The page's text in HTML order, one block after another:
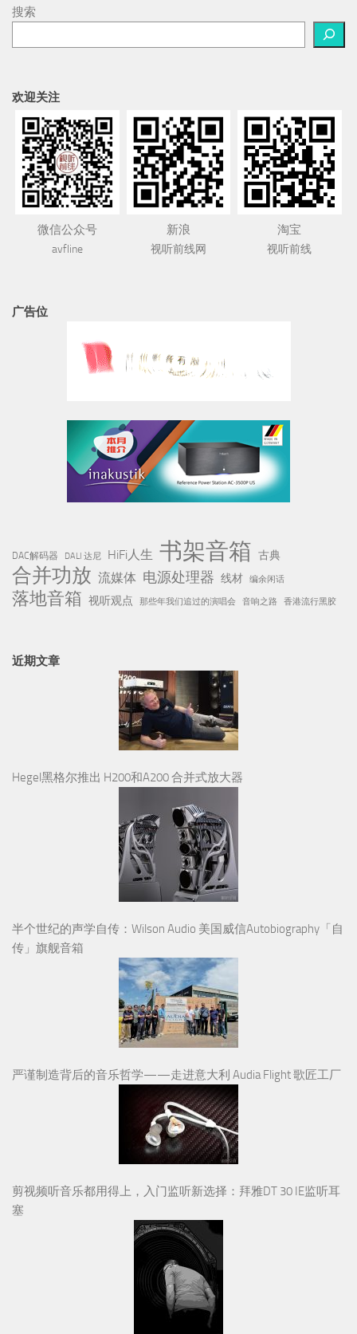
搜索
欢迎关注
微信公众号
avfline
新浪
视听前线网
淘宝
视听前线
广告位
DAC解码器 DALI 达尼 HiFi人生 书架音箱 古典
合并功放 流媒体 电源处理器 线材 编余闲话
落地音箱 视听观点 那些年我们追过的演唱会 音响之路 香港流行黑胶
近期文章
Hegel黑格尔推出 H200和A200 合并式放大器
半个世纪的声学自传：Wilson Audio 美国威信Autobiography「自
传」旗舰音箱
严谨制造背后的音乐哲学——走进意大利 Audia Flight 歌匠工厂
剪视频听音乐都用得上，入门监听新选择：拜雅DT 30 IE监听耳
塞